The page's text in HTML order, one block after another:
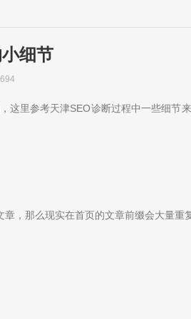
细节
里参考天津SEO诊断过程中一些细节
，那么现实在首页的文章前缀会大量重